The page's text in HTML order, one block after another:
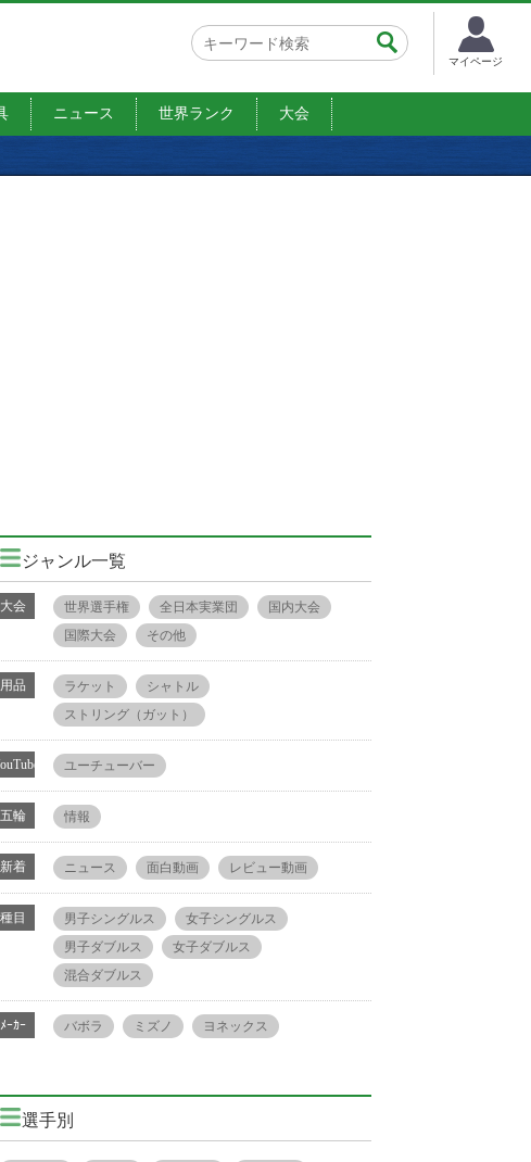
マイページ
ニュース 世界ランク 大会
ジャンル一覧
大会 世界選手権 全日本実業団
国内大会
国際大会
その他
用品 ラケット
シャトル
ストリング（ガット）
ユーチューバー
五輪 情報
新着 ニュース 面白動画 レビュー動画
種目 男子シングルス
女子シングルス
男子ダブルス
女子ダブルス
混合ダブルス
ﾒｰｶｰ バボラ ミズノ ヨネックス
選手別